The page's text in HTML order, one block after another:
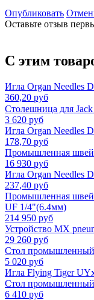
Опубликовать
Оставьте отзыв
С этим
Игла Organ Needles
360,20 руб
Столешница для
3 620 руб
Игла Organ Needles
178,70 руб
Промышленная
16 930 руб
Игла Organ Needles
237,40 руб
Промышленная
UF 1/4"(6.4мм)
214 950 руб
Устройство MX
29 260 руб
Стол
5 020 руб
Игла Flying Tiger
Стол промышленный
6 410 руб